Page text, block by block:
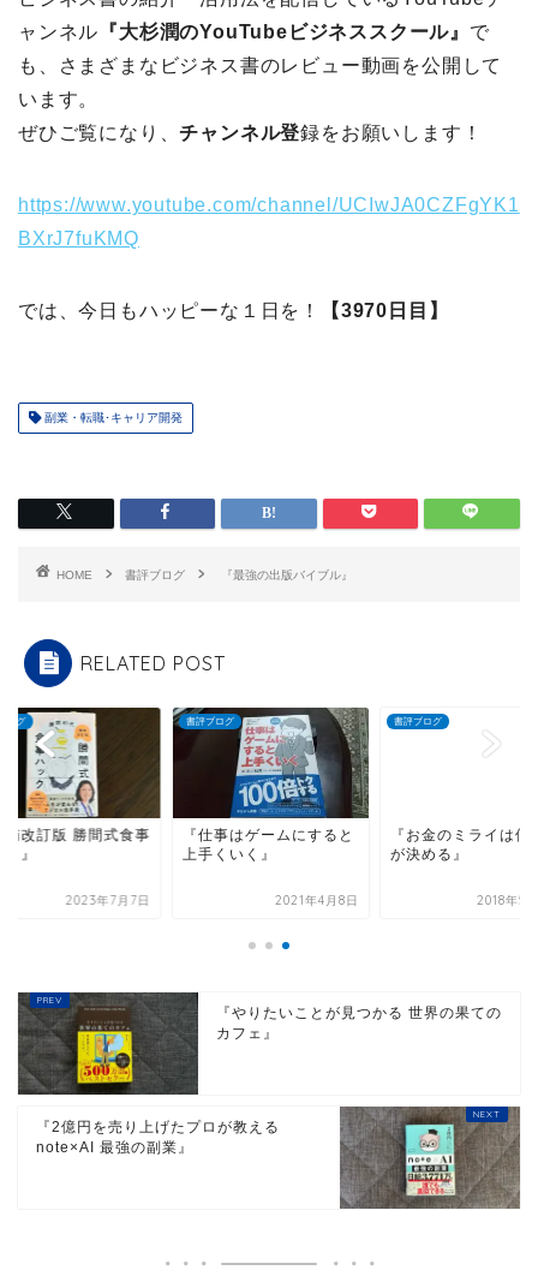
ャンネル 『大杉潤のYouTubeビジネススクール』 で
も、さまざまなビジネス書のレビュー動画を公開して
います。
ぜひご覧になり、チャンネル登録をお願いします！
https://www.youtube.com/channel/UCIwJA0CZFgYK1
BXrJ7fuKMQ
では、今日もハッピーな１日を！ 【3970日目】
副業・転職･キャリア開発
HOME 書評ブログ 『最強の出版バイブル』
RELATED POST
ログ
補改訂版 勝間式食事
』
2023年7月7日
書評ブログ
『仕事はゲームにすると
上手くいく』
2021年4月8日
書評ブログ
『お金のミライは僕
が決める』
2018年5
『やりたいことが見つかる 世界の果ての
カフェ』
『2億円を売り上げたプロが教える
note×AI 最強の副業』